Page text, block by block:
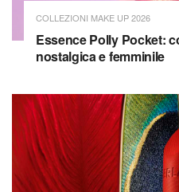
COLLEZIONI MAKE UP 2026
Essence Polly Pocket:
nostalgica e femminile